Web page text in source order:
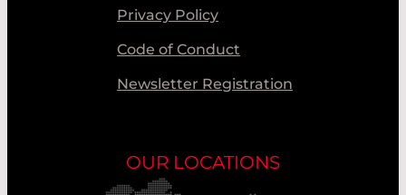
Privacy Policy
Code of Conduct
Newsletter Registration
OUR LOCATIONS